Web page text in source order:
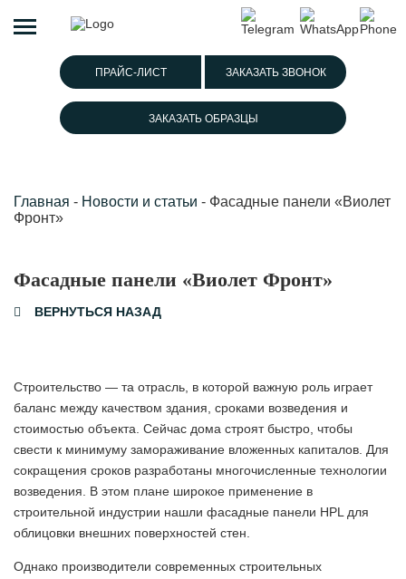
ПРАЙС-ЛИСТ ЗАКАЗАТЬ ЗВОНОК
ЗАКАЗАТЬ ОБРАЗЦЫ
Главная - Новости и статьи - Фасадные панели «Виолет
Фронт»
Фасадные панели «Виолет Фронт»
ВЕРНУТЬСЯ НАЗАД
Строительство — та отрасль, в которой важную роль играет
баланс между качеством здания, сроками возведения и
стоимостью объекта. Сейчас дома строят быстро, чтобы
свести к минимуму замораживание вложенных капиталов. Для
сокращения сроков разработаны многочисленные технологии
возведения. В этом плане широкое применение в
строительной индустрии нашли фасадные панели HPL для
облицовки внешних поверхностей стен.
Однако производители современных строительных